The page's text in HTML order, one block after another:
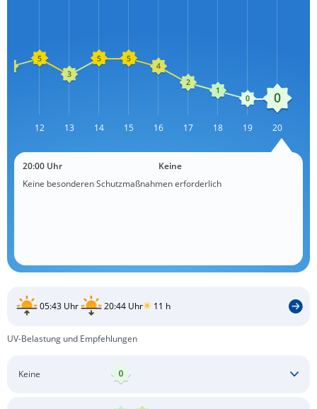
L
12 13 14 15 16 17 18 19 20
20:00 Uhr
Keine
Keine besonderen Schutzmaßnahmen erforderlich
05:43 Uhr 20:44 Uhr 11 h
UV-Belastung und Empfehlungen
Keine